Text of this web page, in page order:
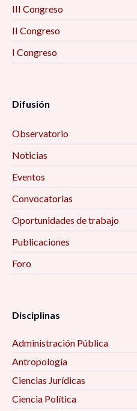
III Congreso
II Congreso
I Congreso
Difusión
Observatorio
Noticias
Eventos
Convocatorias
Oportunidades de trabajo
Publicaciones
Foro
Disciplinas
Administración Pública
Antropología
Ciencias Jurídicas
Ciencia Política